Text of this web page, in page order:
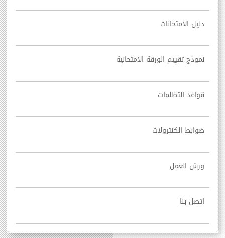
دليل الامتحانات
نموذج تقييم الورقة الامتحانية
قواعد التظلمات
ضوابط الكنترولات
ورش العمل
اتصل بنا